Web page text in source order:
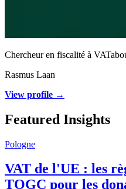
Chercheur en fiscalité à
Rasmus Laan
View profile →
Featured Insights
Pologne
VAT de l'UE : les
TOGC pour les